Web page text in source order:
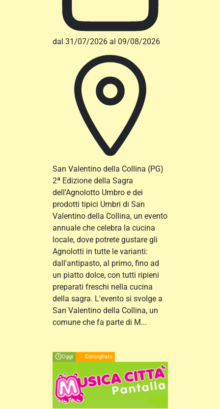
dal 31/07/2026 al 09/08/2026
San Valentino della Collina (PG)
2ª Edizione della Sagra
dell'Agnolotto Umbro e dei
prodotti tipici Umbri di San
Valentino della Collina, un evento
annuale che celebra la cucina
locale, dove potrete gustare gli
Agnolotti in tutte le varianti:
dall'antipasto, al primo, fino ad
un piatto dolce, con tutti ripieni
preparati freschi nella cucina
della sagra. L'evento si svolge a
San Valentino della Collina, un
comune che fa parte di M...
Oggi Consigliato